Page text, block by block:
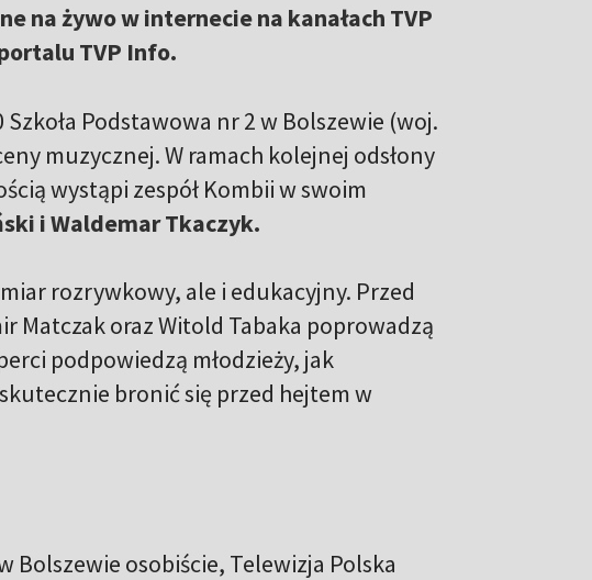
na żywo w internecie na kanałach TVP
TVP Info.
Podstawowa nr 2 w Bolszewie (woj.
muzycznej. W ramach kolejnej odsłony
wystąpi zespół Kombii w swoim
i Waldemar Tkaczyk.
rozrywkowy, ale i edukacyjny. Przed
Matczak oraz Witold Tabaka poprowadzą
podpowiedzą młodzieży, jak
bronić się przed hejtem w
Bolszewie osobiście, Telewizja Polska